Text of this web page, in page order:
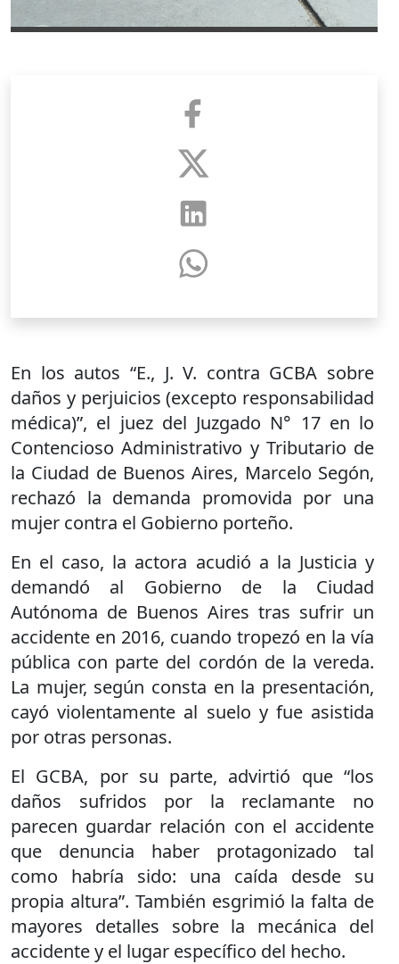
En los autos “E., J. V. contra GCBA sobre
daños y perjuicios (excepto responsabilidad
médica)”, el juez del Juzgado N° 17 en lo
Contencioso Administrativo y Tributario de
la Ciudad de Buenos Aires, Marcelo Segón,
rechazó la demanda promovida por una
mujer contra el Gobierno porteño.
En el caso, la actora acudió a la Justicia y
demandó al Gobierno de la Ciudad
Autónoma de Buenos Aires tras sufrir un
accidente en 2016, cuando tropezó en la vía
pública con parte del cordón de la vereda.
La mujer, según consta en la presentación,
cayó violentamente al suelo y fue asistida
por otras personas.
El GCBA, por su parte, advirtió que “los
daños sufridos por la reclamante no
parecen guardar relación con el accidente
que denuncia haber protagonizado tal
como habría sido: una caída desde su
propia altura”. También esgrimió la falta de
mayores detalles sobre la mecánica del
accidente y el lugar específico del hecho.